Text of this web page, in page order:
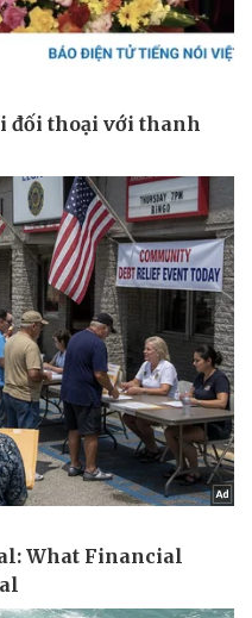
Công nghệ
Tin Công nghệ
Trải nghiệm
Chuyển đổi số